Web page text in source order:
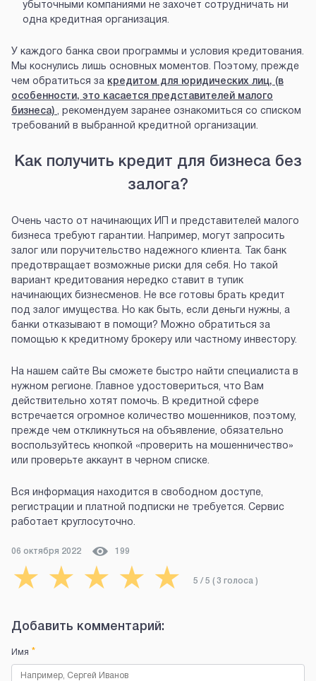
убыточными компаниями не захочет сотрудничать ни
одна кредитная организация.
У каждого банка свои программы и условия кредитования.
Мы коснулись лишь основных моментов. Поэтому, прежде
чем обратиться за кредитом для юридических лиц, (в
особенности, это касается представителей малого
бизнеса) , рекомендуем заранее ознакомиться со списком
требований в выбранной кредитной организации.
Как получить кредит для бизнеса без
залога?
Очень часто от начинающих ИП и представителей малого
бизнеса требуют гарантии. Например, могут запросить
залог или поручительство надежного клиента. Так банк
предотвращает возможные риски для себя. Но такой
вариант кредитования нередко ставит в тупик
начинающих бизнесменов. Не все готовы брать кредит
под залог имущества. Но как быть, если деньги нужны, а
банки отказывают в помощи? Можно обратиться за
помощью к кредитному брокеру или частному инвестору.
На нашем сайте Вы сможете быстро найти специалиста в
нужном регионе. Главное удостовериться, что Вам
действительно хотят помочь. В кредитной сфере
встречается огромное количество мошенников, поэтому,
прежде чем откликнуться на объявление, обязательно
воспользуйтесь кнопкой «проверить на мошенничество»
или проверьте аккаунт в черном списке.
Вся информация находится в свободном доступе,
регистрации и платной подписки не требуется. Сервис
работает круглосуточно.
06 октября 2022 199
★ ★ ★ ★ ★ 5 / 5 ( 3 голоса )
Добавить комментарий:
Имя *